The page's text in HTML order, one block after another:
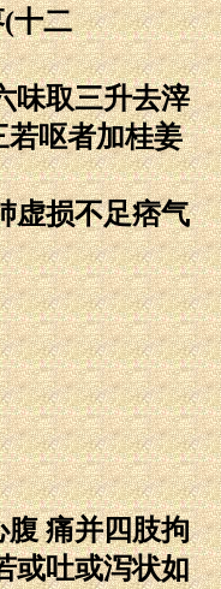
十二
味取三升去滓
若呕者加桂姜
虚损不足痞气
痛并四肢拘
或吐或泻状如